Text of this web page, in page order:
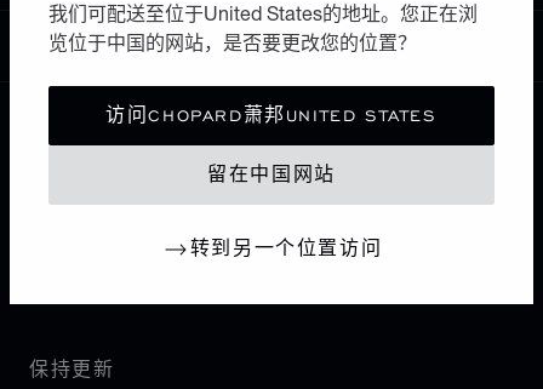
我们可配送至位于United States的地址。您正在浏
览位于中国的网站，是否要更改您的位置？
访问CHOPARD萧邦UNITED STATES
留在中国网站
转到另一个位置访问
中国
本地化（更改国家/地区）
更改国家/地区
保持更新